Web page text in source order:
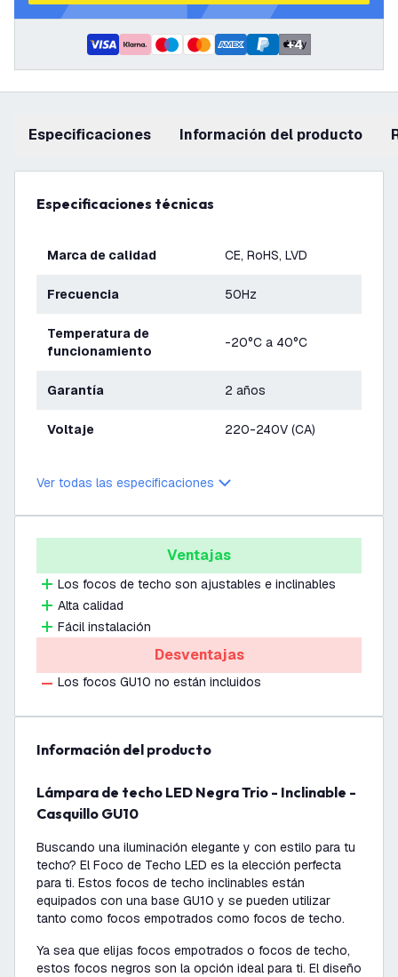
+4
Especificaciones información del producto
Especificaciones técnicas
Marca de calidad CE, RoHS, LVD
Frecuencia 50Hz
Temperatura de
funcionamiento
-20°C a 40°C
Garantía 2 años
Voltaje 220-240V (CA)
Ver todas las especificaciones
Ventajas
Los focos de techo son ajustables e inclinables
Alta calidad
Fácil instalación
Desventajas
Los focos GU10 no están incluidos
información del producto
Lámpara de techo LED Negra Trio - Inclinable -
Casquillo GU10
Buscando una iluminación elegante y con estilo para tu
techo? El Foco de Techo LED es la elección perfecta
para ti. Estos focos de techo inclinables están
equipados con una base GU10 y se pueden utilizar
tanto como focos empotrados como focos de techo.
Ya sea que elijas focos empotrados o focos de techo,
estos focos negros son la opción ideal para ti. El diseño